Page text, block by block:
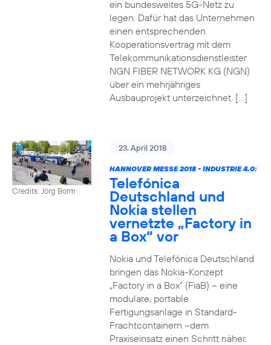
ein bundesweites 5G-Netz zu
legen. Dafür hat das Unternehmen
einen entsprechenden
Kooperationsvertrag mit dem
Telekommunikationsdienstleister
NGN FIBER NETWORK KG (NGN)
über ein mehrjähriges
Ausbauprojekt unterzeichnet. […]
Credits: Jörg Borm
23. April 2018
HANNOVER MESSE 2018 - INDUSTRIE 4.0:
Telefónica
Deutschland und
Nokia stellen
vernetzte „Factory in
a Box“ vor
Nokia und Telefónica Deutschland
bringen das Nokia-Konzept
„Factory in a Box“ (FiaB) – eine
modulare, portable
Fertigungsanlage in Standard-
Frachtcontainern –dem
Praxiseinsatz einen Schritt näher.